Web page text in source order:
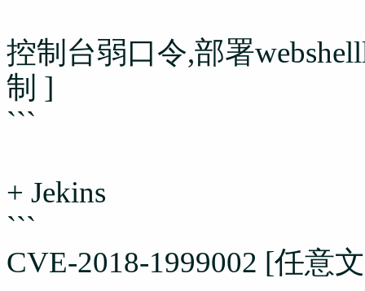
控制台弱口令,部署
制 ]
```
+ Jekins
```
CVE-2018-1999002 [任意